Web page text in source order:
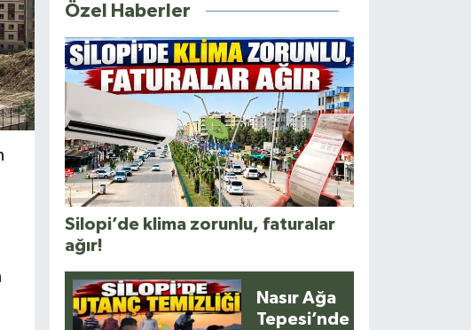
Özel Haberler
Silopi’de klima zorunlu, faturalar
ağır!
Nasır Ağa
Tepesi’nde